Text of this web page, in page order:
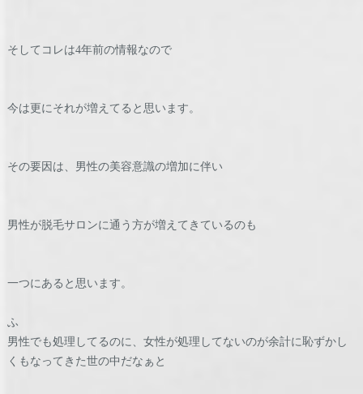
そしてコレは4年前の情報なので
今は更にそれが増えてると思います。
その要因は、男性の美容意識の増加に伴い
男性が脱毛サロンに通う方が増えてきているのも
一つにあると思います。
ふ
男性でも処理してるのに、女性が処理してないのが余計に恥ずかし
くもなってきた世の中だなぁと